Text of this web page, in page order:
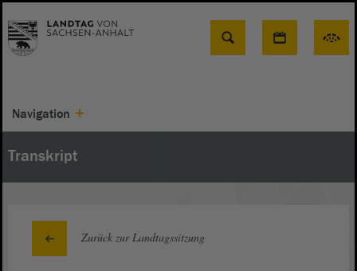
Suche
Navigation
Transkript
Zurück zur Landtagssitzung